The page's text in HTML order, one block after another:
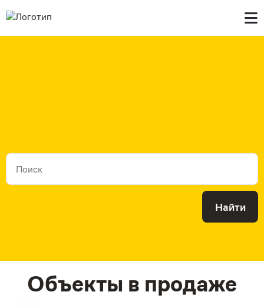
Найти
Объекты в продаже